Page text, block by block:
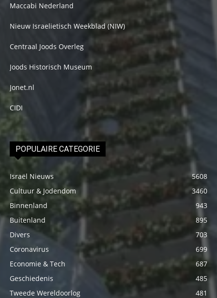
Maccabi Nederland
Nieuw Israelietisch Weekblad (NIW)
Centraal Joods Overleg
Joods Historisch Museum
Jonet.nl
CIDI
POPULAIRE CATEGORIE
Israël Nieuws
5608
Cultuur & Jodendom
3460
Binnenland
943
Buitenland
895
Divers
703
Coronavirus
699
Economie & Tech
687
Geschiedenis
485
Tweede Wereldoorlog
481